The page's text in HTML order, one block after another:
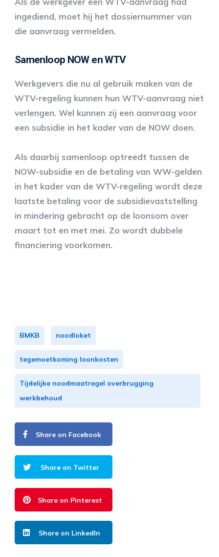
ingediend, moet hij het dossiernummer van
die aanvraag vermelden.
Samenloop NOW en WTV
Werkgevers die nu al gebruik maken van de
WTV-regeling kunnen hun WTV-aanvraag niet
verlengen. Wel kunnen zij een aanvraag voor
een subsidie in het kader van de NOW doen.
Als daarbij samenloop optreedt tussen de
NOW-subsidie en de betaling van WW-gelden
in het kader van de WTV-regeling wordt deze
laatste betaling voor de subsidievaststelling
in mindering gebracht op de loonsom over
maart tot en met mei. Zo wordt dubbele
financiering voorkomen.
BMKB noodloket
tegemoetkoming loonkosten
Tijdelijke noodmaatregel overbrugging
werkbehoud
Share on Facebook
Share on Twitter
Share on Pinterest
Share on LinkedIn